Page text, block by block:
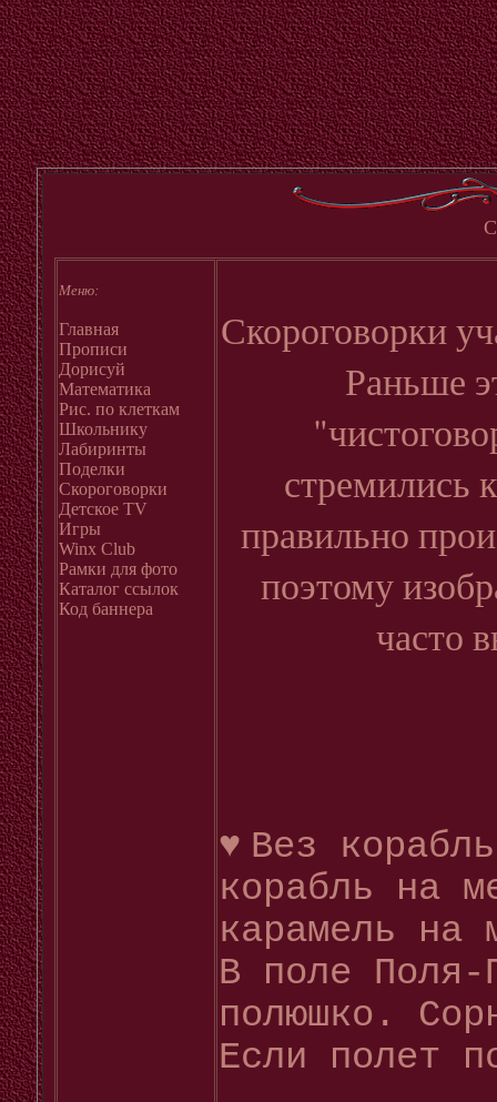
Меню:
Главная
Прописи
Дорисуй
Математика
Рис. по клеткам
Школьнику
Лабиринты
Поделки
Скороговорки
Детское ТV
Игры
Winx Club
Рамки для фото
Каталог ссылок
Код баннера
Скороговорки
Раньше
стремились
правильно
поэтому
часто
♥ Вез
корабль на
карамель на
В поле Поля-
полюшко.
Если полет